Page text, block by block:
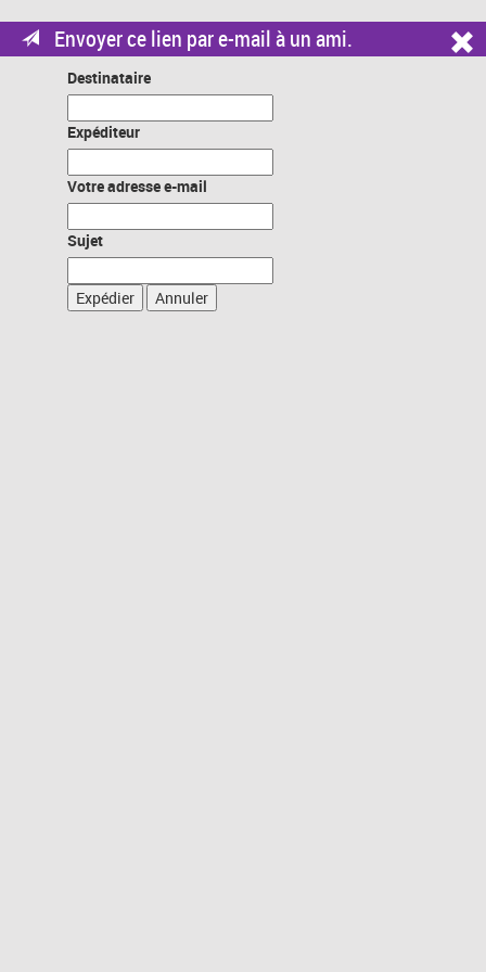
Envoyer ce lien par e-mail à un ami.
Destinataire
Expéditeur
Votre adresse e-mail
Sujet
Expédier Annuler